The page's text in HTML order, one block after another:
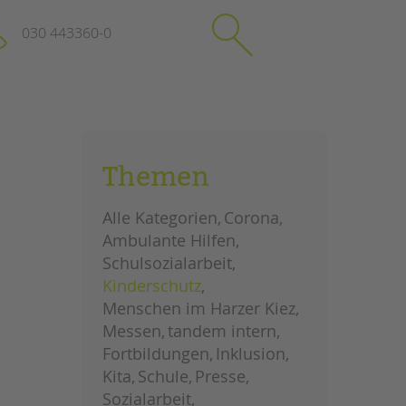
Impressum
Datenschutz
Hinweisgebersystem
Intranet
schließen
030 443360-0
SuchenThemen
Alle Kategorien Corona
Ambulante Hilfen
Schulsozialarbeit
Kinderschutz
Menschen im Harzer Kiez
Messen tandem intern
Fortbildungen Inklusion
Kita Schule Presse
Sozialarbeit